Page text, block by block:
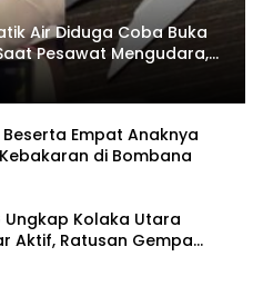
Air Diduga Coba Buka
Pesawat Mengudara,
di Dalam Kabin
Beserta Empat Anaknya
di Bombana
Ungkap Kolaka Utara
Aktif, Ratusan Gempa